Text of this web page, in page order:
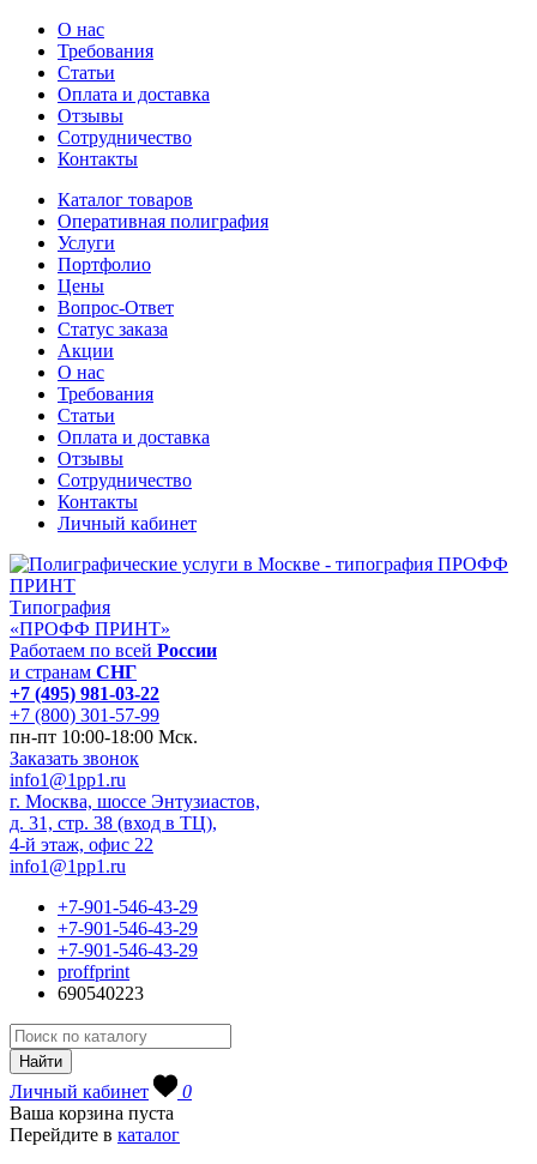
О нас
Требования
Статьи
Оплата и доставка
Отзывы
Сотрудничество
Контакты
Каталог товаров
Оперативная полиграфия
Услуги
Портфолио
Цены
Вопрос-Ответ
Статус заказа
Акции
О нас
Требования
Статьи
Оплата и доставка
Отзывы
Сотрудничество
Контакты
Личный кабинет
Типография
«ПРОФФ ПРИНТ»
Работаем по всей России
и странам СНГ
+7 (495) 981-03-22
+7 (800) 301-57-99
пн-пт 10:00-18:00 Мск.
Заказать звонок
info1@1pp1.ru
г. Москва, шоссе Энтузиастов,
д. 31, стр. 38 (вход в ТЦ),
4-й этаж, офис 22
info1@1pp1.ru
+7-901-546-43-29
+7-901-546-43-29
+7-901-546-43-29
proffprint
690540223
Личный кабинет
0
Ваша корзина пуста
Перейдите в каталог